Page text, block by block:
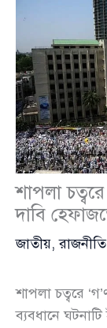
শাপলা
দাবি
জাতীয়,রাজনীতি
শাপলা চত্বরে
ব্যবধানে